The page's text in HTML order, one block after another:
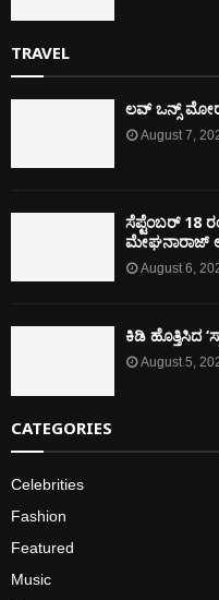
TRAVEL
ಲವ್ ಒನ್ಸ್
August 7,
ಸೆಪ್ಟೆಂಬರ್ 18
ಮೇಘನಾರಾಜ್
August 6,
ಕಿಡಿ‌‌ ಹೊತ್ತಿಸಿದ
August 5,
CATEGORIES
Celebrities
Fashion
Featured
Music